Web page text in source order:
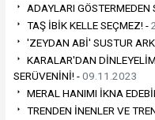
ADAYLARI
TAŞ İBİK KELLE SEÇMEZ! -
'ZEYDAN ABİ' SUSTUR
KARALAR'DAN
SERÜVENİNİ! -09.11.2023
MERAL HANIMI İKNA
TRENDEN İNENLER VE